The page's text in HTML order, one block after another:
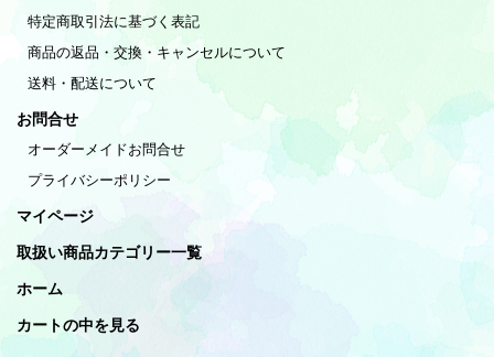
特定商取引法に基づく表記
商品の返品・交換・キャンセルについて
送料・配送について
お問合せ
オーダーメイドお問合せ
プライバシーポリシー
マイページ
取扱い商品カテゴリー一覧
ホーム
カートの中を見る